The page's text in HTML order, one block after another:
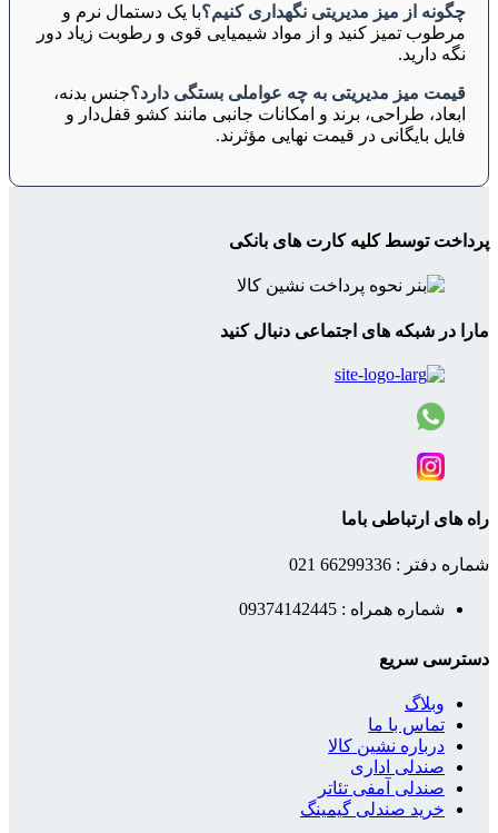
چگونه از میز مدیریتی نگهداری کنیم؟با یک دستمال نرم و
مرطوب تمیز کنید و از مواد شیمیایی قوی و رطوبت زیاد دور
نگه دارید.
قیمت میز مدیریتی به چه عواملی بستگی دارد؟جنس بدنه،
ابعاد، طراحی، برند و امکانات جانبی مانند کشو قفل‌دار و
فایل بایگانی در قیمت نهایی مؤثرند.
پرداخت توسط کلیه کارت های بانکی
مارا در شبکه های اجتماعی دنبال کنید
راه های ارتباطی باما
شماره دفتر : 66299336 021
شماره همراه : 09374142445
دسترسی سریع
وبلاگ
تماس با ما
درباره نشین کالا
صندلی اداری
صندلی آمفی تئاتر
خرید صندلی گیمینگ